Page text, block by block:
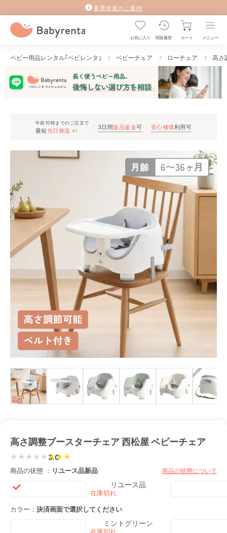
夏季休業のご案内
お気に入り 閲覧履歴 カート メニュー
ベビー用品レンタル｢ベビレンタ｣ ベビーチェア ローチェア 高さ
午前10時までのご注文で
最短 当日発送 ※1 3日間返品返金可 安心補償利用可
高さ調整ブースターチェア 西松屋 ベビーチェア
★★★★★3.0
商品の状態 ： リユース品新品 商品の状態について
リユース品
カラー： 決済画面で選択してください
ミントグリーン